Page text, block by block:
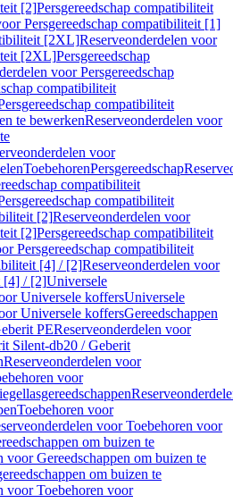
[2]Persgereedschap compatibiliteit
Persgereedschap compatibiliteit [1]
[2XL]Reserveonderdelen voor
[2XL]Persgereedschap
voor Persgereedschap
compatibiliteit
compatibiliteit
te bewerkenReserveonderdelen voor
voor
ToebehorenPersgereedschap
compatibiliteit
compatibiliteit
[2]Reserveonderdelen voor
[2]Persgereedschap compatibiliteit
Persgereedschap compatibiliteit
[4] / [2]Reserveonderdelen voor
[4] / [2]Universele
Universele koffersUniversele
Universele koffersGereedschappen
PEReserveonderdelen voor
Silent-db20 / Geberit
Reserveonderdelen voor
voor
Toebehoren voor
voor Toebehoren voor
om buizen te
voor Gereedschappen om buizen te
om buizen te
voor Toebehoren voor